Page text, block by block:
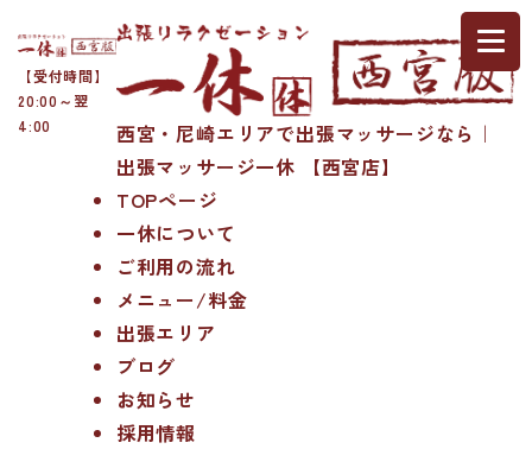
【受付時間】
20:00～翌
4:00
西宮・尼崎エリアで出張マッサージなら｜
出張マッサージ一休 【西宮店】
TOPページ
一休について
ご利用の流れ
メニュー/料金
出張エリア
ブログ
お知らせ
採用情報